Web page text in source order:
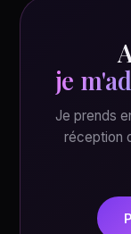
je
Je prends
réception